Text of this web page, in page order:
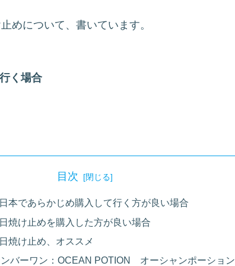
めについて、書いています。
く場合
目次
本であらかじめ購入して行く方が良い場合
焼け止めを購入した方が良い場合
焼け止め、オススメ
バーワン：OCEAN POTION オーシャンポーション